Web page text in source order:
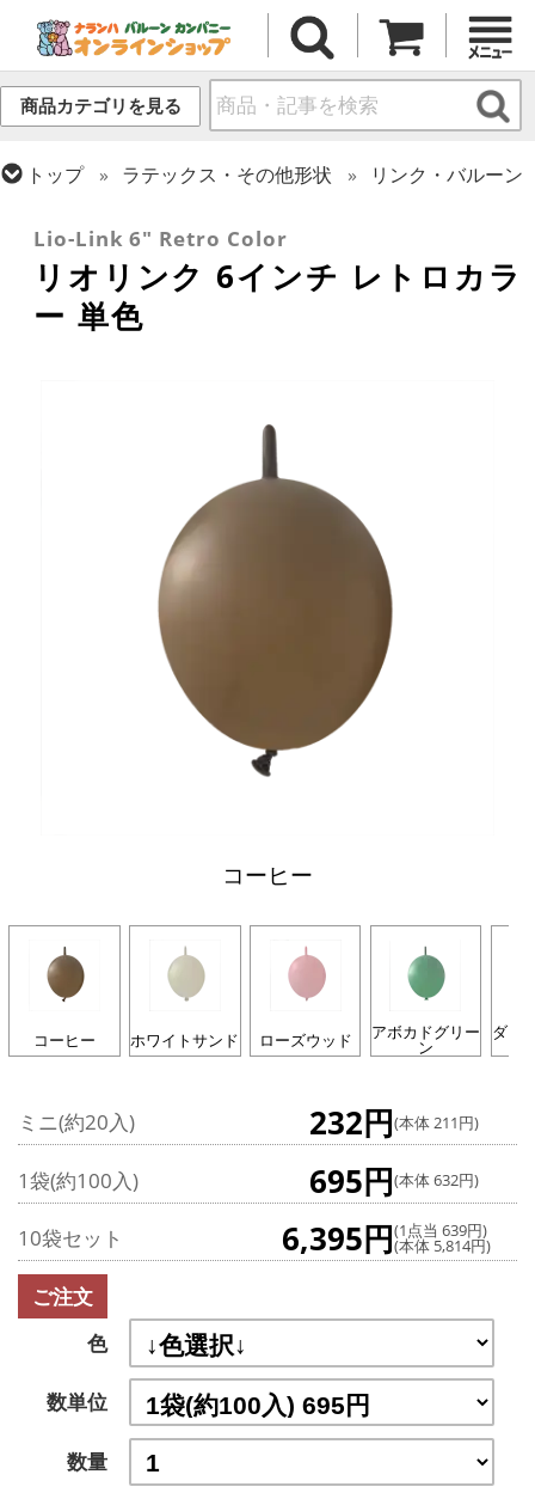
商品カテゴリを見る
トップ ラテックス・その他形状
リンク・バルーン
Lio-Link 6" Retro Color
リオリンク 6インチ レトロカラ
ー 単色
コーヒー
コーヒー ホワイトサンド ローズウッド アボカドグリー
ン
ダー
ミニ(約20入) 232円(本体 211円)
1袋(約100入) 695円(本体 632円)
10袋セット 6,395円(1点当 639円)
(本体 5,814円)
ご注文
色
数単位
数量